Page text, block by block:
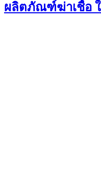
ผลิตภัณฑ์ฆ่าเชื้อ